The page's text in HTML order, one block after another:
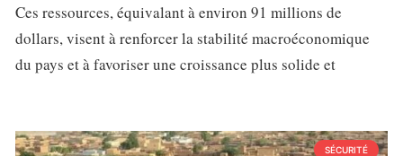
Ces ressources, équivalant à environ 91 millions de
dollars, visent à renforcer la stabilité macroéconomique
du pays et à favoriser une croissance plus solide et
SÉCURITÉ